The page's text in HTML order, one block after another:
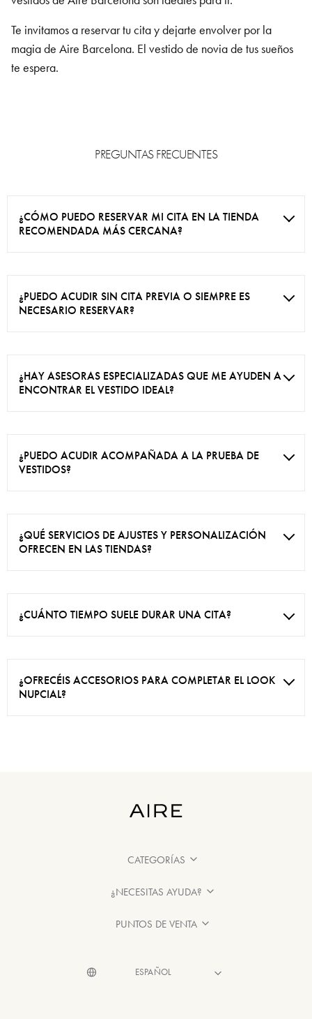
Te invitamos a reservar tu cita y dejarte envolver por la
magia de Aire Barcelona. El vestido de novia de tus sueños
te espera.
PREGUNTAS FRECUENTES
¿CÓMO PUEDO RESERVAR MI CITA EN LA TIENDA
RECOMENDADA MÁS CERCANA?
¿PUEDO ACUDIR SIN CITA PREVIA O SIEMPRE ES
NECESARIO RESERVAR?
¿HAY ASESORAS ESPECIALIZADAS QUE ME AYUDEN A
ENCONTRAR EL VESTIDO IDEAL?
¿PUEDO ACUDIR ACOMPAÑADA A LA PRUEBA DE
VESTIDOS?
¿QUÉ SERVICIOS DE AJUSTES Y PERSONALIZACIÓN
OFRECEN EN LAS TIENDAS?
¿CUÁNTO TIEMPO SUELE DURAR UNA CITA?
¿OFRECÉIS ACCESORIOS PARA COMPLETAR EL LOOK
NUPCIAL?
CATEGORÍAS
¿NECESITAS AYUDA?
PUNTOS DE VENTA